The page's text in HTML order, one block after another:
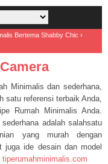
Bertema Shabby Chic ›
Minimalis dan sederhana,
satu referensi terbaik Anda,
Rumah Minimalis Anda.
adalah salahsatu
yang murah dengan
juga ide desain dan model
tiperumahminimalis.com